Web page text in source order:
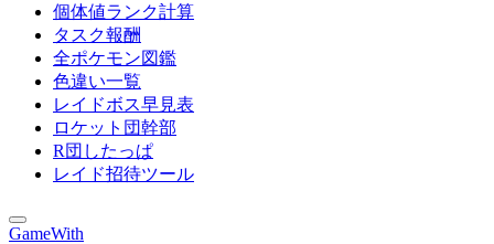
個体値ランク計算
タスク報酬
全ポケモン図鑑
色違い一覧
レイドボス早見表
ロケット団幹部
R団したっぱ
レイド招待ツール
GameWith